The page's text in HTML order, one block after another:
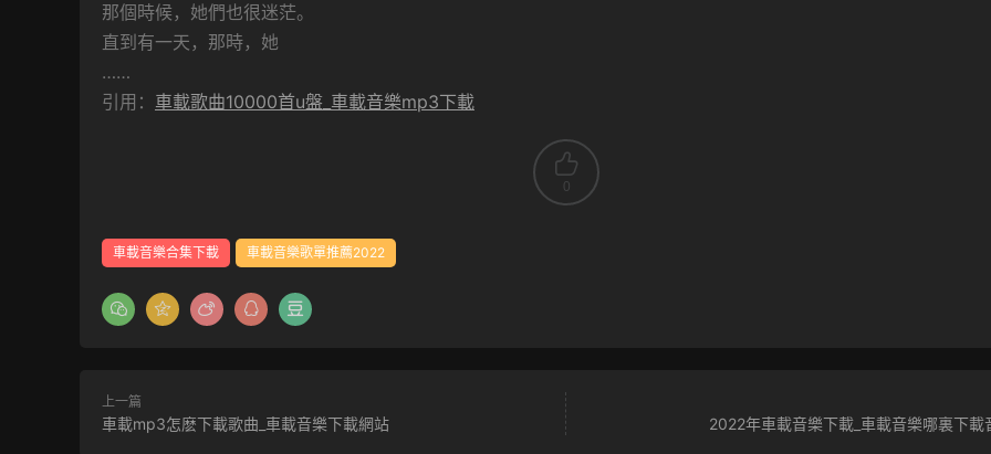
那個時候，她們也很迷茫。
直到有一天，那時，她
……
引用： 車載歌曲10000首u盤_車載音樂mp3下載
0
車載音樂合集下載 車載音樂歌單推薦2022
上一篇
車載mp3怎麽下載歌曲_車載音樂下載網站 2022年車載音樂下載_車載音樂哪裏下載